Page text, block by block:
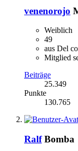
venenorojo
Weiblich
49
aus Del
Mitglied
Beiträge
25.349
Punkte
130.765
Ralf Bomba